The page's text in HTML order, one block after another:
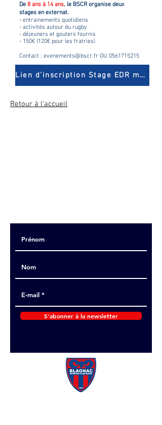
De 8 ans à 14 ans, le BSCR organise deux
stages en externat.
- entrainements quotidiens
- activités autour du rugby
- déjeuners et gouters fournis
- 150€ (120€ pour les fratries)
Contact : evenements@bscr.fr OU 0561715215
Lien d'inscription Stage EDR mixte
Retour à l'accueil
S'abonner à la newsletter